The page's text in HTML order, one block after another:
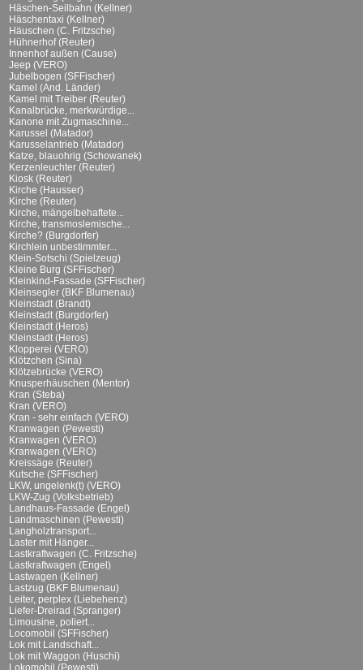
Häschen-Seilbahn (Kellner)
Häschentaxi (Kellner)
Häuschen (C. Fritzsche)
Hühnerhof (Reuter)
Innenhof außen (Cause)
Jeep (VERO)
Jubelbogen (SFFischer)
Kamel (And. Länder)
Kamel mit Treiber (Reuter)
Kanalbrücke, merkwürdige...
Kanone mit Zugmaschine...
Karussel (Matador)
Karusselantrieb (Matador)
Katze, blauohrig (Schowanek)
Kerzenleuchter (Reuter)
Kiosk (Reuter)
Kirche (Hausser)
Kirche (Reuter)
Kirche, mängelbehaftete...
Kirche, transmoslemische...
Kirche? (Burgdorfer)
Kirchlein unbestimmter...
Klein-Sotschi (Spielzeug)
Kleine Burg (SFFischer)
Kleinkind-Fassade (SFFischer)
Kleinsegler (BKF Blumenau)
Kleinstadt (Brandt)
Kleinstadt (Burgdorfer)
Kleinstadt (Heros)
Kleinstadt (Heros)
Klopperei (VERO)
Klötzchen (Sina)
Klötzebrücke (VERO)
Knusperhäuschen (Mentor)
Kran (Steba)
Kran (VERO)
Kran - sehr einfach (VERO)
Kranwagen (Pewesti)
Kranwagen (VERO)
Kranwagen (VERO)
Kreissäge (Reuter)
Kutsche (SFFischer)
LKW, ungelenk(t) (VERO)
LKW-Zug (Volksbetrieb)
Landhaus-Fassade (Engel)
Landmaschinen (Pewesti)
Langholztransport...
Laster mit Hänger...
Lastkraftwagen (C. Fritzsche)
Lastkraftwagen (Engel)
Lastwagen (Kellner)
Lastzug (BKF Blumenau)
Leiter, perplex (Liebehenz)
Liefer-Dreirad (Spranger)
Limousine, poliert...
Locomobil (SFFischer)
Lok mit Landschaft...
Lok mit Waggon (Huschi)
Lokomobil (Pewesti)